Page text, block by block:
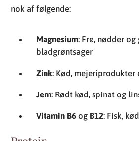
nok af følgende:
Magnesium: Frø, nødder og
bladgrøntsager
Zink: Kød,
Jern: Rødt kød, spinat og
Vitamin B6 og B12: Fisk,